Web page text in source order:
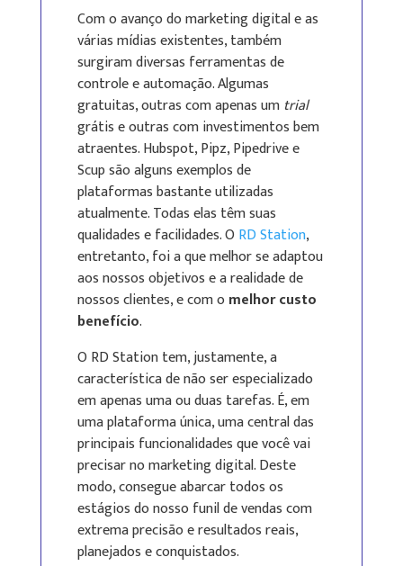
Com o avanço do marketing digital e as
várias mídias existentes, também
surgiram diversas ferramentas de
controle e automação. Algumas
gratuitas, outras com apenas um trial
grátis e outras com investimentos bem
atraentes. Hubspot, Pipz, Pipedrive e
Scup são alguns exemplos de
plataformas bastante utilizadas
atualmente. Todas elas têm suas
qualidades e facilidades. ORD Station,
entretanto, foi a que melhor se adaptou
aos nossos objetivos e a realidade de
nossos clientes, e com o melhor custo
benefício.
O RD Station tem, justamente, a
característica de não ser especializado
em apenas uma ou duas tarefas. É, em
uma plataforma única, uma central das
principais funcionalidades que você vai
precisar no marketing digital. Deste
modo, consegue abarcar todos os
estágios do nosso funil de vendas com
extrema precisão e resultados reais,
planejados e conquistados.